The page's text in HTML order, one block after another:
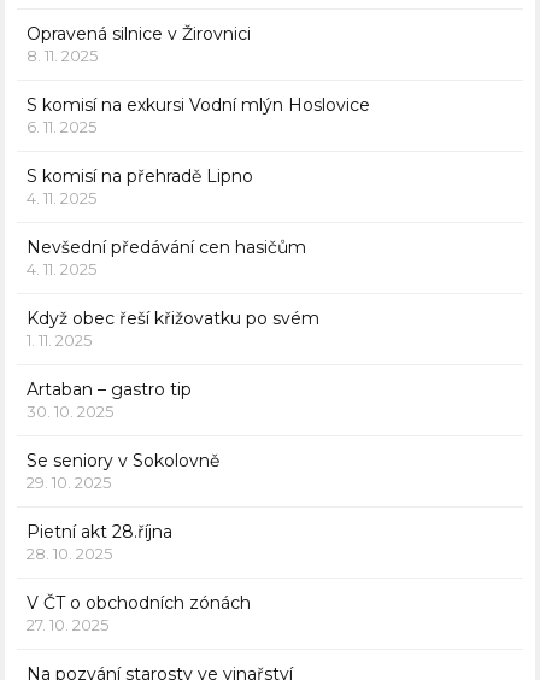
Opravená silnice v Žirovnici
8. 11. 2025
S komisí na exkursi Vodní mlýn Hoslovice
6. 11. 2025
S komisí na přehradě Lipno
4. 11. 2025
Nevšední předávání cen hasičům
4. 11. 2025
Když obec řeší křižovatku po svém
1. 11. 2025
Artaban – gastro tip
30. 10. 2025
Se seniory v Sokolovně
29. 10. 2025
Pietní akt 28.října
28. 10. 2025
V ČT o obchodních zónách
27. 10. 2025
Na pozvání starosty ve vinařství